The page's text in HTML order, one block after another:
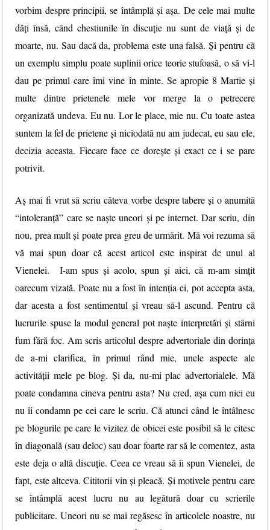
vorbim despre principii, se întâmplă și așa. De cele mai multe
dăți însă, când chestiunile în discuție nu sunt de viață și de
moarte, nu. Sau dacă da, problema este una falsă. Și pentru că
un exemplu simplu poate suplinii orice teorie stufoasă, o să vi-l
dau pe primul care îmi vine în minte. Se apropie 8 Martie și
multe dintre prietenele mele vor merge la o petrecere
organizată undeva. Eu nu. Lor le place, mie nu. Cu toate astea
suntem la fel de prietene și niciodată nu am judecat, eu sau ele,
decizia aceasta. Fiecare face ce dorește și exact ce i se pare
potrivit.
Aș mai fi vrut să scriu câteva vorbe despre tabere și o anumită
“intoleranță” care se naște uneori și pe internet. Dar scriu, din
nou, prea mult și poate prea greu de urmărit. Mă voi rezuma să
vă mai spun doar că acest articol este inspirat de unul al
Vienelei. I-am spus și acolo, spun și aici, că m-am simțit
oarecum vizată. Poate nu a fost în intenția ei, pot accepta asta,
dar acesta a fost sentimentul și vreau să-l ascund. Pentru că
lucrurile spuse la modul general pot naște interpretări și stârni
fum fără foc. Am scris articolul despre advertoriale din dorința
de a-mi clarifica, în primul rând mie, unele aspecte ale
activității mele pe blog. Și da, nu-mi plac advertorialele. Mă
poate condamna cineva pentru asta? Nu cred, așa cum nici eu
nu îi condamn pe cei care le scriu. Că atunci când le întâlnesc
pe blogurile pe care le vizitez de obicei este posibil să le citesc
în diagonală (sau deloc) sau doar foarte rar să le comentez, asta
este deja o altă discuție. Ceea ce vreau să îi spun Vienelei, de
fapt, este altceva. Cititorii vin și pleacă. Și motivele pentru care
se întâmplă acest lucru nu au legătură doar cu scrierile
publicitare. Uneori nu se mai regăsesc în articolele noastre, nu